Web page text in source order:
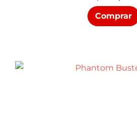
Comprar